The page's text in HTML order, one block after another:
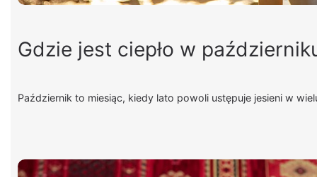
Gdzie jest ciepło w
Październik to miesiąc, kiedy lato powoli ustępuje jesieni w